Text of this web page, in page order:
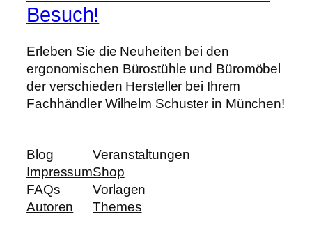
Besuch!
Erleben Sie die Neuheiten bei den
ergonomischen Bürostühle und Büromöbel
der verschieden Hersteller bei Ihrem
Fachhändler Wilhelm Schuster in München!
Blog
Impressum
FAQs
Autoren
Veranstaltungen
Shop
Vorlagen
Themes